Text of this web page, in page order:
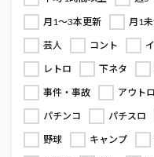
月1～3本更新
月1
芸人
コント
レトロ
下ネタ
事件・事故
アウト
パチンコ
パチスロ
野球
キャンプ